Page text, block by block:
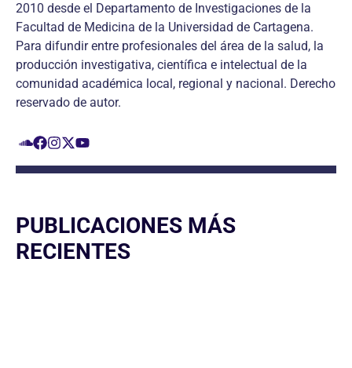
2010 desde el Departamento de Investigaciones de la
Facultad de Medicina de la Universidad de Cartagena.
Para difundir entre profesionales del área de la salud, la
producción investigativa, científica e intelectual de la
comunidad académica local, regional y nacional. Derecho
reservado de autor.
PUBLICACIONES MÁS
RECIENTES